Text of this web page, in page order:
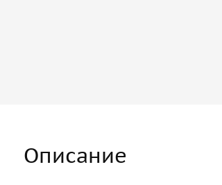
Описание